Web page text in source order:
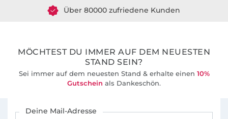
MÖCHTEST DU IMMER AUF DEM NEUESTEN
STAND SEIN?
Sei immer auf dem neuesten Stand & erhalte einen 10%
Gutschein als Dankeschön.
Deine Mail-Adresse